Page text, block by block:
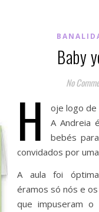
Baby
No
H
oje logo de
A Andreia
bebés
convidados por
A aula foi
éramos só nós e
que impuseram o